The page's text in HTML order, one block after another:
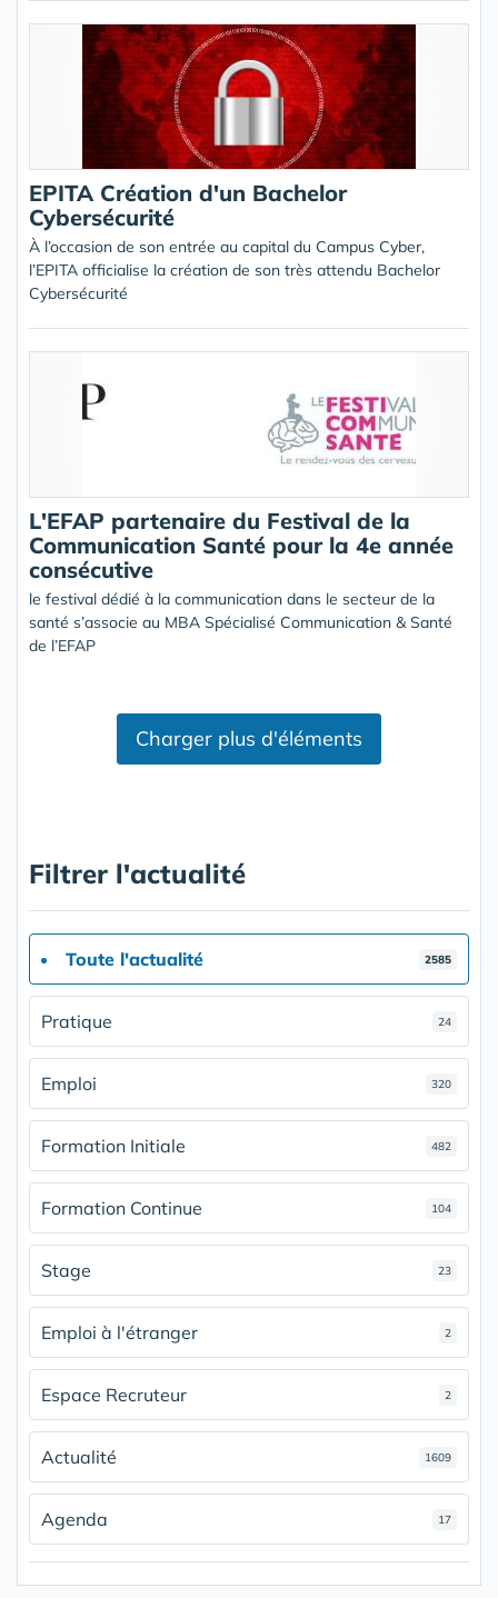
EPITA Création d'un Bachelor
Cybersécurité
À l’occasion de son entrée au capital du Campus Cyber,
l’EPITA officialise la création de son très attendu Bachelor
Cybersécurité
L'EFAP partenaire du Festival de la
Communication Santé pour la 4e année
consécutive
le festival dédié à la communication dans le secteur de la
santé s’associe au MBA Spécialisé Communication & Santé
de l’EFAP
Charger plus d'éléments
Filtrer l'actualité
Toute l'actualité 2585
Pratique 24
Emploi 320
Formation Initiale 482
Formation Continue 104
Stage 23
Emploi à l'étranger 2
Espace Recruteur 2
Actualité 1609
Agenda 17